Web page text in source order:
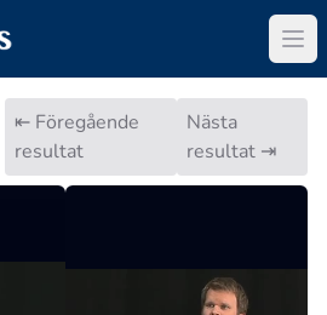
⇤ Föregående
resultat
Nästa
resultat ⇥